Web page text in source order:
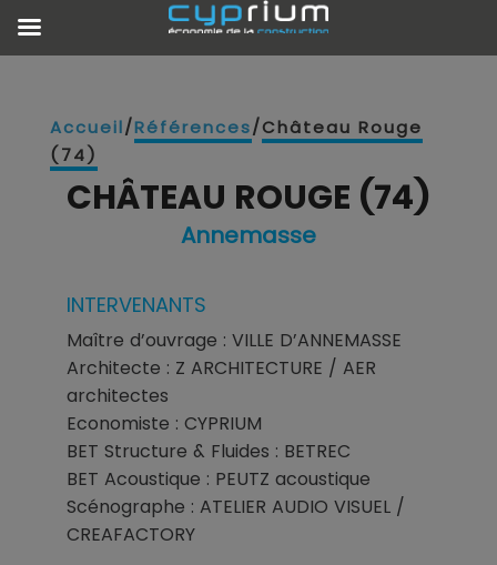
Accueil/Références/Château Rouge
(74)
CHÂTEAU ROUGE (74)
Annemasse
INTERVENANTS
Maître d’ouvrage : VILLE D’ANNEMASSE
Architecte : Z ARCHITECTURE / AER
architectes
Economiste : CYPRIUM
BET Structure & Fluides : BETREC
BET Acoustique : PEUTZ acoustique
Scénographe : ATELIER AUDIO VISUEL /
CREAFACTORY